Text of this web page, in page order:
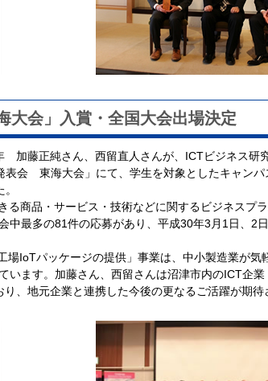
大会」入賞・全国大会出場決定
藤正純さん、西留直人さんが、ICTビジネス研
会 東海大会」にて、学生を対象としたキャン
商品・サービス・技術などに関するビジネスプ
中最多の81件の応募があり、平成30年3月1日、2
IoTパッケージの提供」事業は、中小製造業が気
います。加藤さん、西留さんは沼津市内のICT企
、地元企業と連携した今後の更なるご活躍が期待